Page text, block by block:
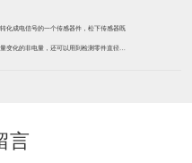
化成电信号的一个传感器件，松下传感器既
变化的非电量，还可以用到检测零件直径、
言